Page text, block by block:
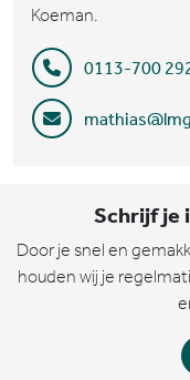
Koeman.
0113-700
Schrijf je
Door je snel en
houden wij je